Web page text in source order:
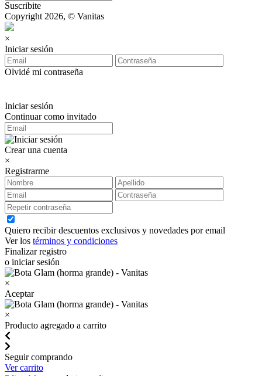
Suscribite
Copyright 2026, © Vanitas
×
Iniciar sesión
Olvidé mi contraseña
Iniciar sesión
Continuar como invitado
Crear una cuenta
×
Registrarme
Quiero recibir descuentos exclusivos y novedades por email
Ver los términos y condiciones
Finalizar registro
o iniciar sesión
×
Aceptar
×
Producto agregado a carrito
Seguir comprando
Ver carrito